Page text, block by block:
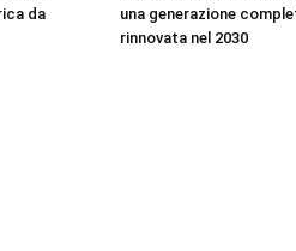
da
una generazione
rinnovata nel 2030